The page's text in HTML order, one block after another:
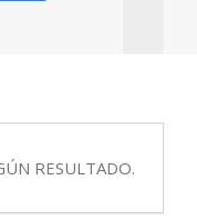
RESULTADO.